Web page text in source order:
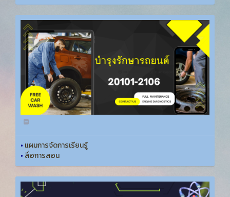
• แผนการจัดการเรียนรู้
• สื่อการสอน